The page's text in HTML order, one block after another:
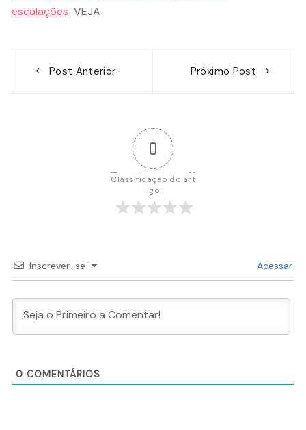
escalações VEJA
Post Anterior Próximo Post
0
Classificação do art
igo
Inscrever-se Acessar
0 COMENTÁRIOS